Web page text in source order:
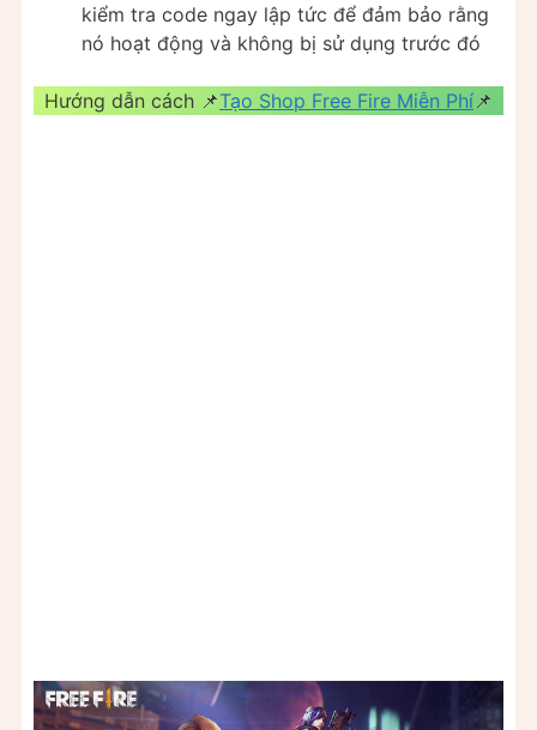
kiểm tra code ngay lập tức để đảm bảo rằng
nó hoạt động và không bị sử dụng trước đó
Hướng dẫn cách 📌Tạo Shop Free Fire Miễn Phí📌